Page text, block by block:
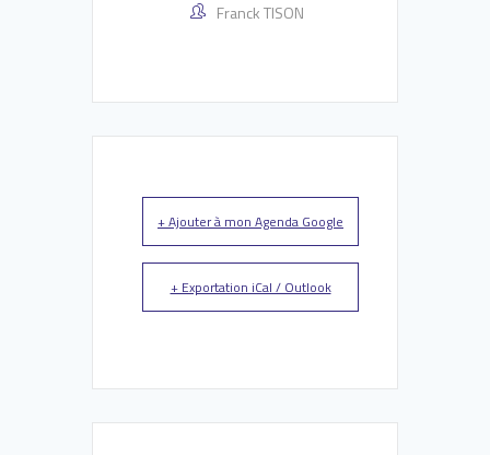
Franck TISON
+ Ajouter à mon Agenda Google
+ Exportation iCal / Outlook